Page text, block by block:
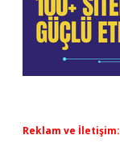
Reklam ve İletişim: